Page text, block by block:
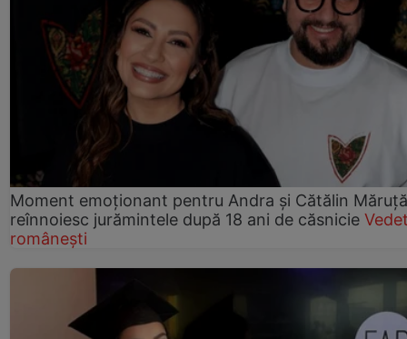
Moment emoționant pentru Andra și Cătălin
reînnoiesc jurămintele după 18 ani de căsnicie
românești